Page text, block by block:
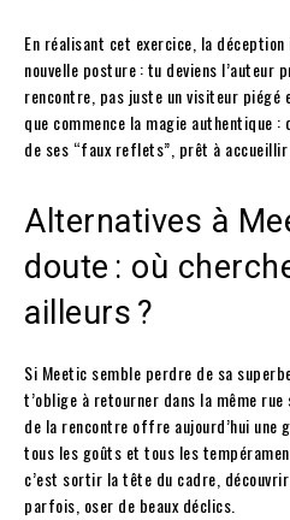
En réalisant cet exercice, la
nouvelle posture : tu deviens l’auteur
rencontre, pas juste un visiteur piégé
que commence la magie authentique
de ses “faux reflets”, prêt à accueillir
Alternatives à
doute : où
ailleurs ?
Si Meetic semble perdre de sa
t’oblige à retourner dans la même
de la rencontre offre aujourd’hui une
tous les goûts et tous les
c’est sortir la tête du cadre,
parfois, oser de beaux déclics.